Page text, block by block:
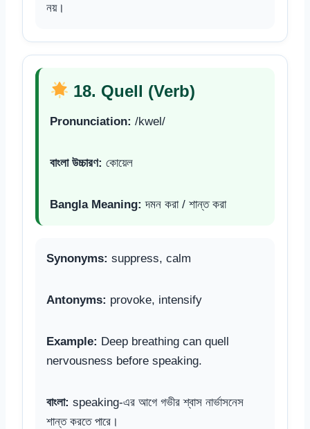
নয়।
18. Quell (Verb)
Pronunciation: /kwel/
বাংলা উচ্চারণ: কোয়েল
Bangla Meaning: দমন করা / শান্ত করা
Synonyms: suppress, calm
Antonyms: provoke, intensify
Example: Deep breathing can quell
nervousness before speaking.
বাংলা: speaking-এর আগে গভীর শ্বাস নার্ভাসনেস
শান্ত করতে পারে।